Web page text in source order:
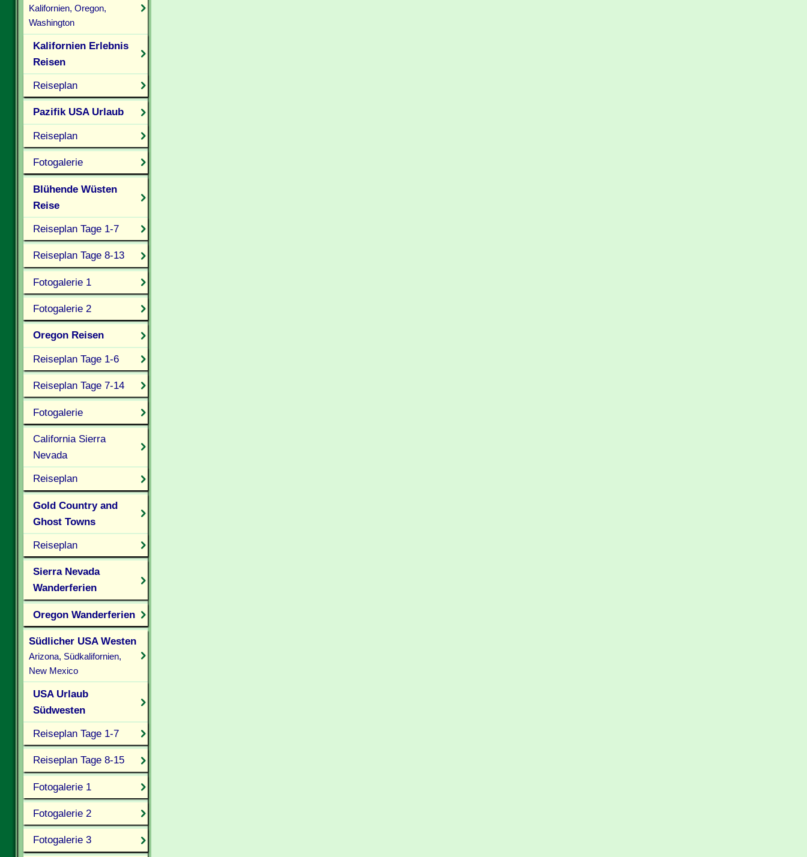
Kalifornien, Oregon,
Washington
Kalifornien Erlebnis
Reisen
Reiseplan
Pazifik USA Urlaub
Reiseplan
Fotogalerie
Blühende Wüsten
Reise
Reiseplan Tage 1-7
Reiseplan Tage 8-13
Fotogalerie 1
Fotogalerie 2
Oregon Reisen
Reiseplan Tage 1-6
Reiseplan Tage 7-14
Fotogalerie
California Sierra
Nevada
Reiseplan
Gold Country and
Ghost Towns
Reiseplan
Sierra Nevada
Wanderferien
Oregon Wanderferien
Südlicher USA Westen
Arizona, Südkalifornien,
New Mexico
USA Urlaub
Südwesten
Reiseplan Tage 1-7
Reiseplan Tage 8-15
Fotogalerie 1
Fotogalerie 2
Fotogalerie 3